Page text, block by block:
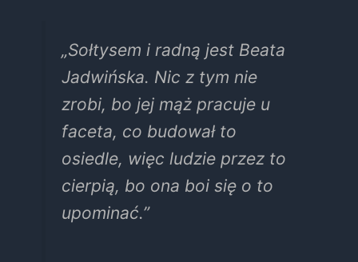
„Sołtysem i radną jest Beata
Jadwińska. Nic z tym nie
zrobi, bo jej mąż pracuje u
faceta, co budował to
osiedle, więc ludzie przez to
cierpią, bo ona boi się o to
upominać.”